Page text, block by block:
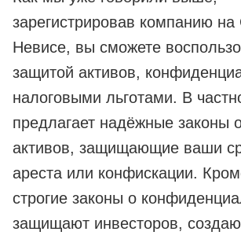
зарегистрировав компанию на
Невисе, вы сможете
защитой активов,
налоговыми льготами. В
предлагает надёжные законы
активов, защищающие ваши
ареста или конфискации.
строгие законы о
защищают инвесторов,